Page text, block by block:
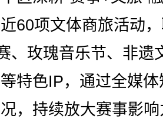
60项文体商旅活动
、玫瑰音乐节、非遗
特色IP，通过全媒
，持续放大赛事影